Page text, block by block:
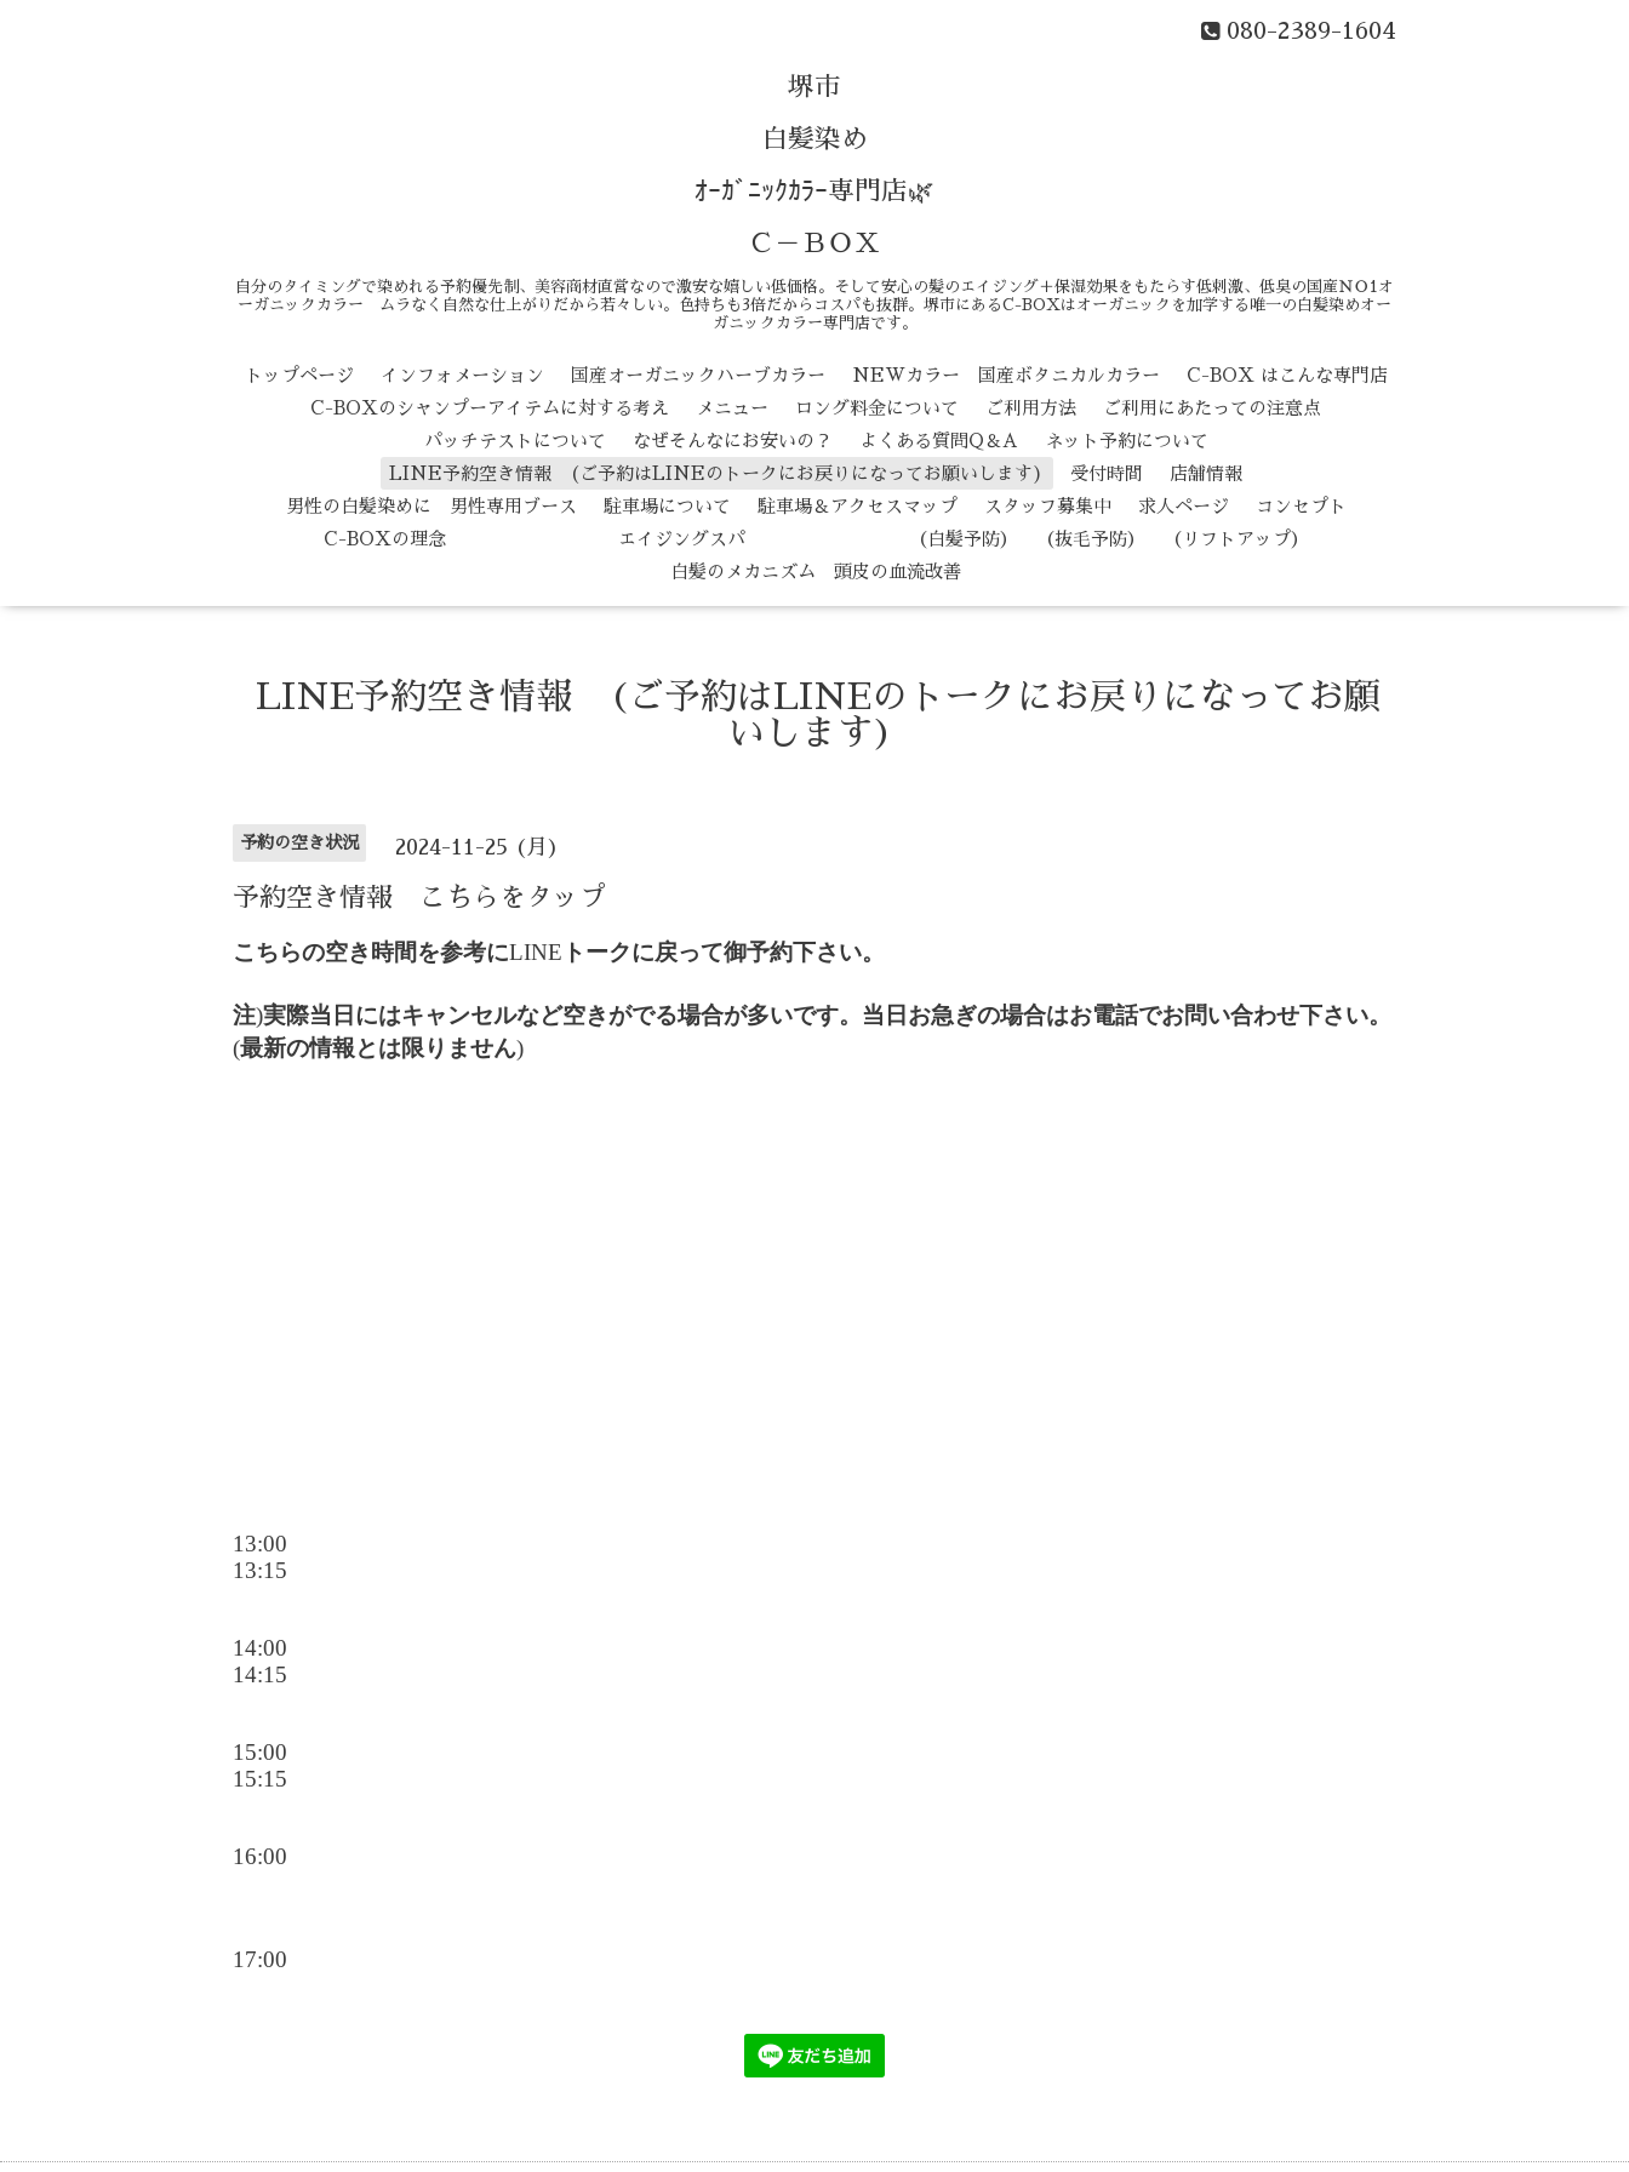
080-2389-1604
堺市
白髪染め
ｵｰｶﾞﾆｯｸｶﾗｰ専門店🌿
Ｃ－ＢＯＸ
自分のタイミングで染めれる予約優先制、美容商材直営なので激安な嬉しい低価格。そして安心の髪のエイジング＋保湿効果をもたらす低刺激、低臭の国産ＮＯ1オ
ーガニックカラー ムラなく自然な仕上がりだから若々しい。色持ちも3倍だからコスパも抜群。堺市にあるC-BOXはオーガニックを加学する唯一の白髪染めオー
ガニックカラー専門店です。
トップページ インフォメーション 国産オーガニックハーブカラー NEWカラー 国産ボタニカルカラー
C-BOX はこんな専門店
C-BOXのシャンプーアイテムに対する考え
メニュー ロング料金について ご利用方法
ご利用にあたっての注意点
パッチテストについて
なぜそんなにお安いの？ よくある質問Q＆A
ネット予約について
LINE予約空き情報 (ご予約はLINEのトークにお戻りになってお願いします)
受付時間
店舗情報
男性の白髪染めに 男性専用ブース
駐車場について 駐車場＆アクセスマップ スタッフ募集中 求人ページ
コンセプト
C-BOXの理念
エイジングスパ （白髪予防） （抜毛予防） （リフトアップ）
白髪のメカニズム 頭皮の血流改善
LINE予約空き情報 (ご予約はLINEのトークにお戻りになってお願
いします)
予約の空き状況 2024-11-25 (月)
予約空き情報 こちらをタップ
こちらの空き時間を参考にLINE トークに戻って御予約下さい。
注)実際当日にはキャンセルなど空きがでる場合が多いです。当日お急ぎの場合はお電話でお問い合わせ下さい。
(最新の情報とは限りません)
13:00
13:15
14:00
14:15
15:00
15:15
16:00
17:00